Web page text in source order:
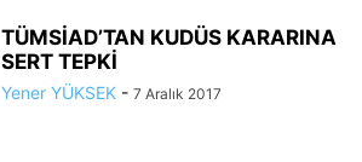
TÜMSİAD’TAN KUDÜS KARARINA
SERT TEPKİ
Yener YÜKSEK - 7 Aralık 2017